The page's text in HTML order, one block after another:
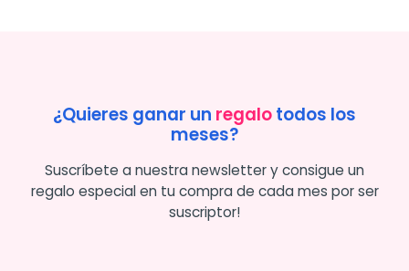
¿Quieres ganar un regalotodos los
meses?
Suscríbete a nuestra newsletter y consigue un
regalo especial en tu compra de cada mes por ser
suscriptor!